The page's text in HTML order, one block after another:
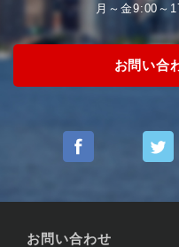
月～金9:00～
お問い合
お問い合わせ